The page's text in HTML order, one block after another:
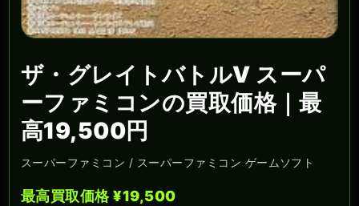
ザ・グレイトバトルV スーパ
ーファミコンの買取価格｜最
高19,500円
スーパーファミコン / スーパーファミコン ゲームソフト
最高買取価格 ¥19,500